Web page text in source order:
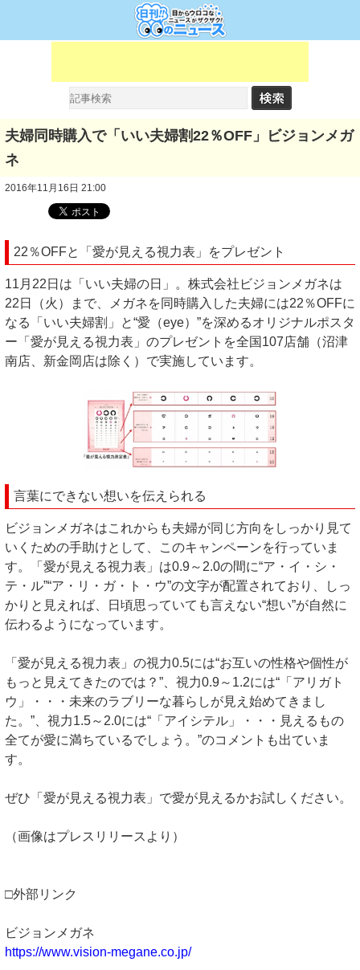
夫婦同時購入で「いい夫婦割22％OFF」ビジョンメガ
ネ
2016年11月16日 21:00
22％OFFと「愛が見える視力表」をプレゼント
11月22日は「いい夫婦の日」。株式会社ビジョンメガネは
22日（火）まで、メガネを同時購入した夫婦には22％OFFに
なる「いい夫婦割」と“愛（eye）”を深めるオリジナルポスタ
ー「愛が見える視力表」のプレゼントを全国107店舗（沼津
南店、新金岡店は除く）で実施しています。
言葉にできない想いを伝えられる
ビジョンメガネはこれからも夫婦が同じ方向をしっかり見て
いくための手助けとして、このキャンペーンを行っていま
す。「愛が見える視力表」は0.9～2.0の間に“ア・イ・シ・
テ・ル”“ア・リ・ガ・ト・ウ”の文字が配置されており、しっ
かりと見えれば、日頃思っていても言えない“想い”が自然に
伝わるようになっています。
「愛が見える視力表」の視力0.5には“お互いの性格や個性が
もっと見えてきたのでは？”、視力0.9～1.2には“「アリガト
ウ」・・・未来のラブリーな暮らしが見え始めてきまし
た。”、視力1.5～2.0には“「アイシテル」・・・見えるもの
全てが愛に満ちているでしょう。”のコメントも出ていま
す。
ぜひ「愛が見える視力表」で愛が見えるかお試しください。
（画像はプレスリリースより）
□外部リンク
ビジョンメガネ
https://www.vision-megane.co.jp/